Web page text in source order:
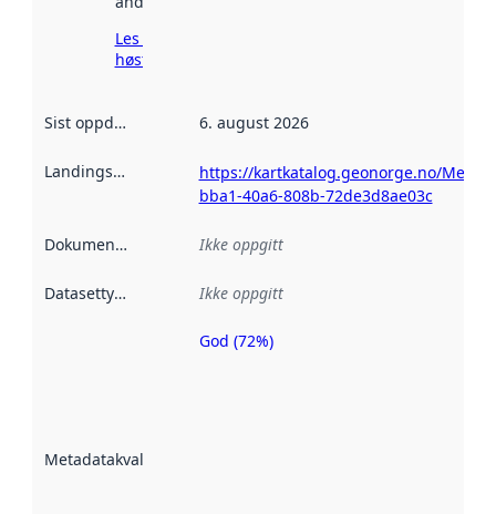
Les mer om
høsting her
Sist oppdatert 6. august 2026
Landingsside
https://kartkatalog.geonorge.no/
bba1-40a6-808b-72de3d8ae03c
Dokumentasjon Ikke oppgitt
Datasettype Ikke oppgitt
Metadatakvalitet
Metadatakvalitet
God (72%)